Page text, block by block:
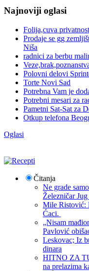
Najnoviji oglasi
Folija,cuva
Prodaje se gg
Niša
radnici za berbu
Polovni delovi
Torte Novi Sad
Potrebna Vam je
Potrebni mesari za
Pametni Sat-Sat za
Otkup telefona
Oglasi
Čitanja
Ne grade
Železničar
Mile Ristović:
Ćaci.
„Nisam
Pavlović
Leskovac; Iz
dinara
HITNO ZA
na prelazima